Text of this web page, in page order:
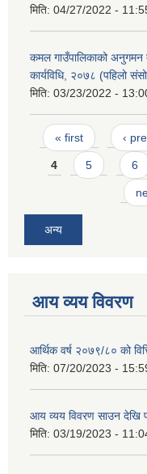
मिति: 04/27/2022 -
कमल गाउँपालिकाको अनुगमन
कार्यविधि, २०७८ (पहिलो
मिति: 03/23/2022 -
Pages
« first ‹
4 5 6
अन्य
आय व्यय विवरण
आर्थिक वर्ष २०७९/८० को
मिति: 07/20/2023 -
आय व्यय विवरण साउन देखि
मिति: 03/19/2023 -